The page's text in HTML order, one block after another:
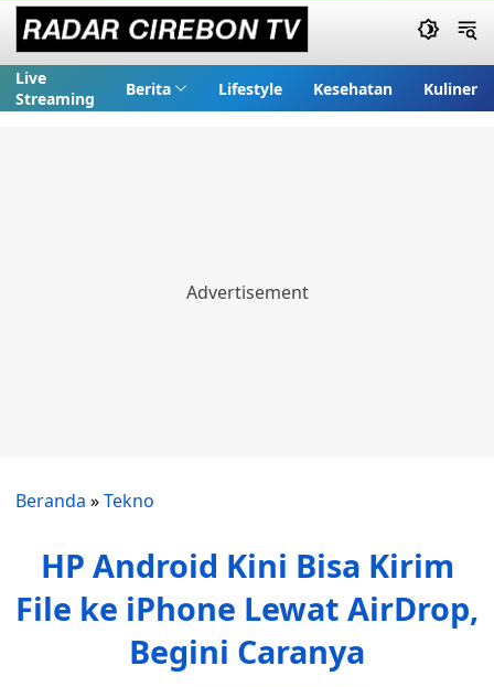
Live
Streaming
Berita Lifestyle Kesehatan Kuliner
Beranda »Tekno
HP Android Kini Bisa Kirim
File ke iPhone Lewat AirDrop,
Begini Caranya